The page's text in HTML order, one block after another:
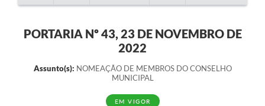
PORTARIA Nº 43, 23 DE NOVEMBRO DE
2022
Assunto(s): NOMEAÇÃO DE MEMBROS DO CONSELHO
MUNICIPAL
EM VIGOR